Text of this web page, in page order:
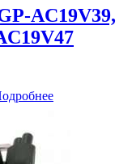
AC19V39,